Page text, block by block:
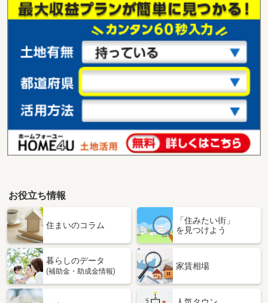
お役立ち情報
住まいのコラム
「住みたい街」
を見つけよう
暮らしのデータ
(補助金・助成金情報)
家賃相場